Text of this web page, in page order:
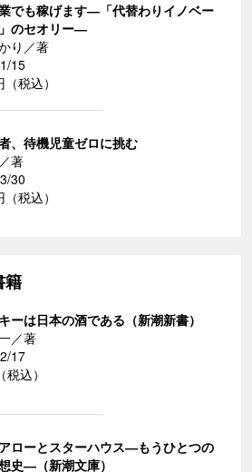
でも稼げます―「代替わりイノベー
のセオリー―
り／著
15
税込）
、待機児童ゼロに挑む
著
30
税込）
籍
ーは日本の酒である（新潮新書）
／著
17
込）
ローとスターハウス―もうひとつの
史―（新潮文庫）